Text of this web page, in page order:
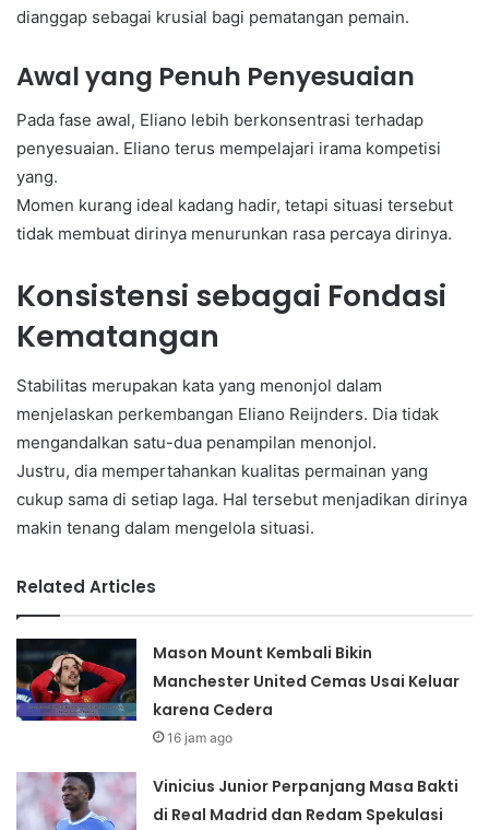
dianggap sebagai krusial bagi pematangan pemain.
Awal yang Penuh Penyesuaian
Pada fase awal, Eliano lebih berkonsentrasi terhadap
penyesuaian. Eliano terus mempelajari irama kompetisi
yang.
Momen kurang ideal kadang hadir, tetapi situasi tersebut
tidak membuat dirinya menurunkan rasa percaya dirinya.
Konsistensi sebagai Fondasi
Kematangan
Stabilitas merupakan kata yang menonjol dalam
menjelaskan perkembangan Eliano Reijnders. Dia tidak
mengandalkan satu-dua penampilan menonjol.
Justru, dia mempertahankan kualitas permainan yang
cukup sama di setiap laga. Hal tersebut menjadikan dirinya
makin tenang dalam mengelola situasi.
Related Articles
Mason Mount Kembali Bikin
Manchester United Cemas Usai Keluar
karena Cedera
16 jam ago
Vinicius Junior Perpanjang Masa Bakti
di Real Madrid dan Redam Spekulasi